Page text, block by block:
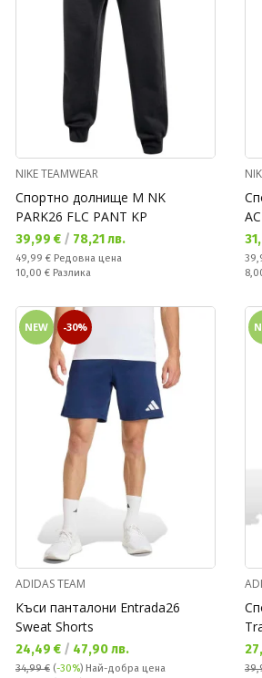
NIKE TEAMWEAR
Спортно долнище M NK
PARK26 FLC PANT KP
Текуща цена:
39,99 € / 78,21 лв.
Редовна цена:
49,99 € Редовна цена
Спестявате:
10,00 € Разлика
NEW -30%
ADIDAS TEAM
Къси панталони Entrada26
Sweat Shorts
Текуща цена:
24,49 € / 47,90 лв.
34,99 € (-30%) Най-добра цена